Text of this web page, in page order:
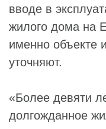
вводе в
жилого дома на
именно объекте
уточняют.
«Более девяти
долгожданное